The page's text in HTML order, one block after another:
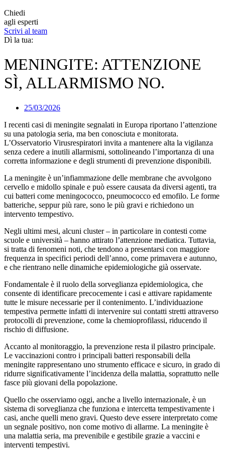
Chiedi
agli esperti
Scrivi al team
Dì la tua:
MENINGITE: ATTENZIONE
SÌ, ALLARMISMO NO.
25/03/2026
I recenti casi di meningite segnalati in Europa riportano l’attenzione
su una patologia seria, ma ben conosciuta e monitorata.
L’Osservatorio Virusrespiratori invita a mantenere alta la vigilanza
senza cedere a inutili allarmismi, sottolineando l’importanza di una
corretta informazione e degli strumenti di prevenzione disponibili.
La meningite è un’infiammazione delle membrane che avvolgono
cervello e midollo spinale e può essere causata da diversi agenti, tra
cui batteri come meningococco, pneumococco ed emofilo. Le forme
batteriche, seppur più rare, sono le più gravi e richiedono un
intervento tempestivo.
Negli ultimi mesi, alcuni cluster – in particolare in contesti come
scuole e università – hanno attirato l’attenzione mediatica. Tuttavia,
si tratta di fenomeni noti, che tendono a presentarsi con maggiore
frequenza in specifici periodi dell’anno, come primavera e autunno,
e che rientrano nelle dinamiche epidemiologiche già osservate.
Fondamentale è il ruolo della sorveglianza epidemiologica, che
consente di identificare precocemente i casi e attivare rapidamente
tutte le misure necessarie per il contenimento. L’individuazione
tempestiva permette infatti di intervenire sui contatti stretti attraverso
protocolli di prevenzione, come la chemioprofilassi, riducendo il
rischio di diffusione.
Accanto al monitoraggio, la prevenzione resta il pilastro principale.
Le vaccinazioni contro i principali batteri responsabili della
meningite rappresentano uno strumento efficace e sicuro, in grado di
ridurre significativamente l’incidenza della malattia, soprattutto nelle
fasce più giovani della popolazione.
Quello che osserviamo oggi, anche a livello internazionale, è un
sistema di sorveglianza che funziona e intercetta tempestivamente i
casi, anche quelli meno gravi. Questo deve essere interpretato come
un segnale positivo, non come motivo di allarme. La meningite è
una malattia seria, ma prevenibile e gestibile grazie a vaccini e
interventi tempestivi.